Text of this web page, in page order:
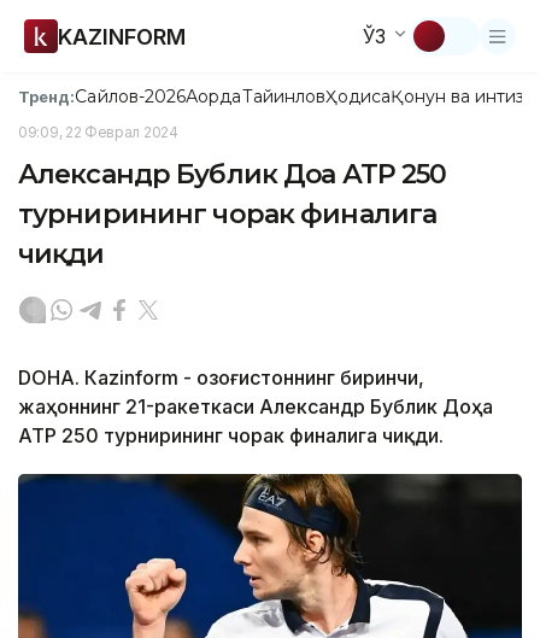
KAZINFORM ЎЗ
Тренд:Сайлов-2026АқордаТайинловҲодисаҚонун ва
09:09, 22 Феврал 2024
Александр Бублик Доҳа АТР 250
турнирининг чорак финалига
чиқди
DOHА. Кazinform - Қозоғистоннинг биринчи,
жаҳоннинг 21-ракеткаси Александр Бублик Доҳа
АТP 250 турнирининг чорак финалига чиқди.